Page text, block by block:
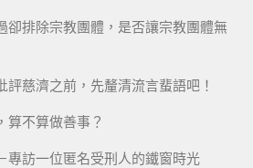
卻排除宗教團體，是否讓宗教團體無
評慈濟之前，先釐清流言蜚語吧！
算不算做善事？
專訪一位匿名受刑人的鐵窗時光